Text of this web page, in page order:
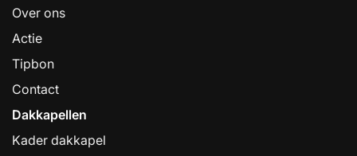
Over ons
Actie
Tipbon
Contact
Dakkapellen
Kader dakkapel